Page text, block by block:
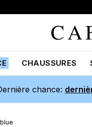
CHAUSSURES
chance: